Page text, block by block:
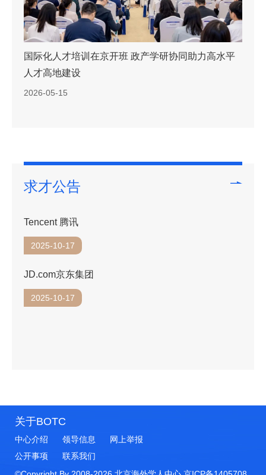
国际化人才培训在京开班 政产学研协同助力高水平
人才高地建设
2026-05-15
求才公告
Tencent 腾讯
2025-10-17
JD.com京东集团
2025-10-17
关于BOTC
中心介绍 领导信息
网上举报
公开事项
联系我们